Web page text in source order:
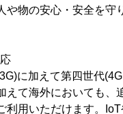
や物の安心・安全を守
に加えて第四世代
えて海外においても、
利用いただけます。